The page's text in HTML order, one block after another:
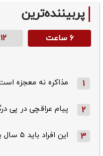
پربیننده‌ترین
۶ ساعت ۱۲ ساعت
1 مذاکره نه معجزه
2 پیام عراقچی در پی
3 این افراد باید ۵ سال بیشتر کار کنند